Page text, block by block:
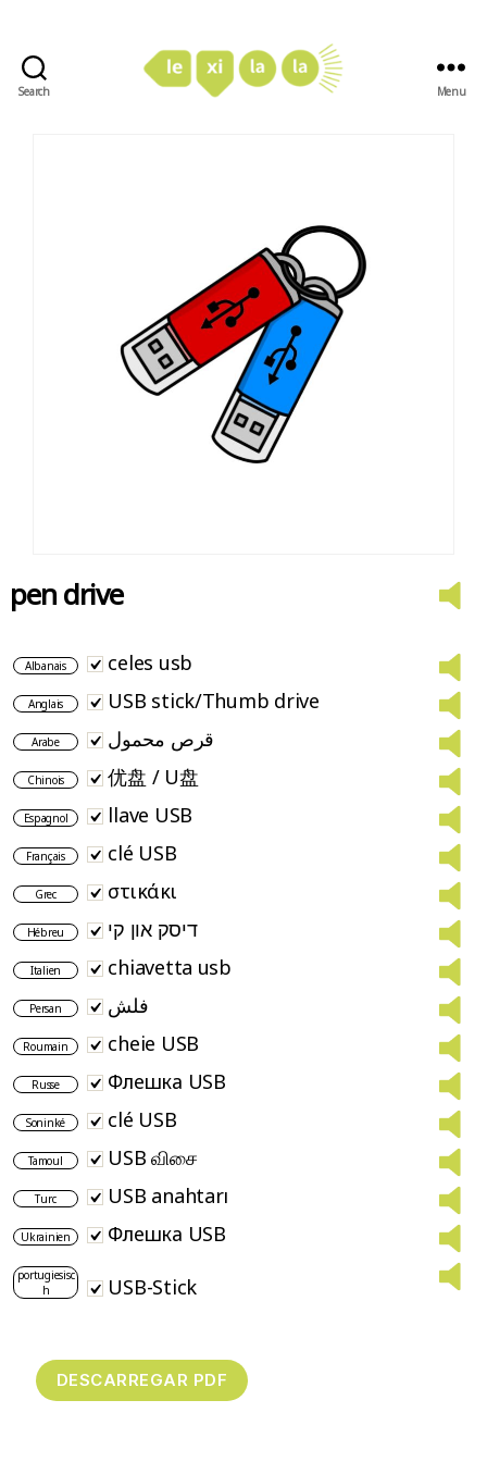
Search Menu
pen drive
Albanais celes usb
Anglais USB stick/Thumb drive
Arabe قرص محمول
Chinois 优盘 / U盘
Espagnol llave USB
Français clé USB
Grec στικάκι
Hébreu דיסק און קי
Italien chiavetta usb
Persan فلش
Roumain cheie USB
Russe Флешка USB
Soninké clé USB
Tamoul USB விசை
Turc USB anahtarı
Ukrainien Флешка USB
portugiesisc
h
USB-Stick